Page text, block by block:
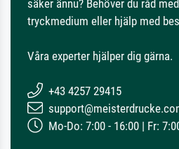
säker ännu? Behöver du råd
tryckmedium eller hjälp med
Våra experter hjälper dig gärna.
+43 4257 29415
Mo-Do: 7:00 - 16:00 | Fr: